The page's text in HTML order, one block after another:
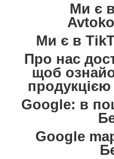
Ми є
Ми є в
Про нас
щоб
Google: в
Google